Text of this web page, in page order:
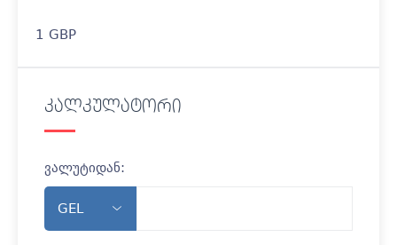
1 GBP
კალკულატორი
ვალუტიდან: